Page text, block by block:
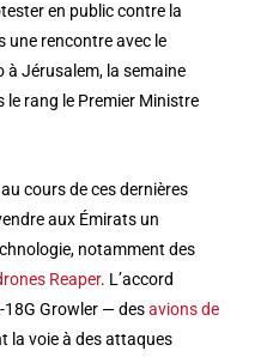
en public contre la
une rencontre avec le
à Jérusalem, la semaine
rang le Premier Ministre
cours de ces dernières
aux Émirats un
notamment des
Reaper. L’accord
18G Growler — desavions de
la voie à des attaques